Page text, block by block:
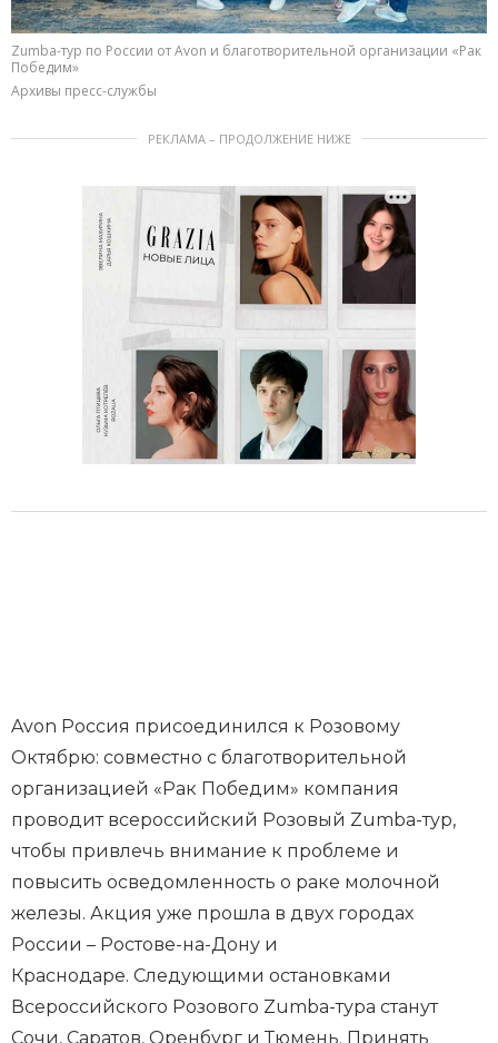
Zumba-тур по России от Avon и благотворительной организации «Рак
Победим»
Архивы пресс-службы
РЕКЛАМА – ПРОДОЛЖЕНИЕ НИЖЕ
Avon Россия присоединился к Розовому
Октябрю: совместно с благотворительной
организацией «Рак Победим» компания
проводит всероссийский Розовый Zumba-тур,
чтобы привлечь внимание к проблеме и
повысить осведомленность о раке молочной
железы. Акция уже прошла в двух городах
России – Ростове-на-Дону и
Краснодаре. Следующими остановками
Всероссийского Розового Zumba-тура станут
Сочи, Саратов, Оренбург и Тюмень. Принять